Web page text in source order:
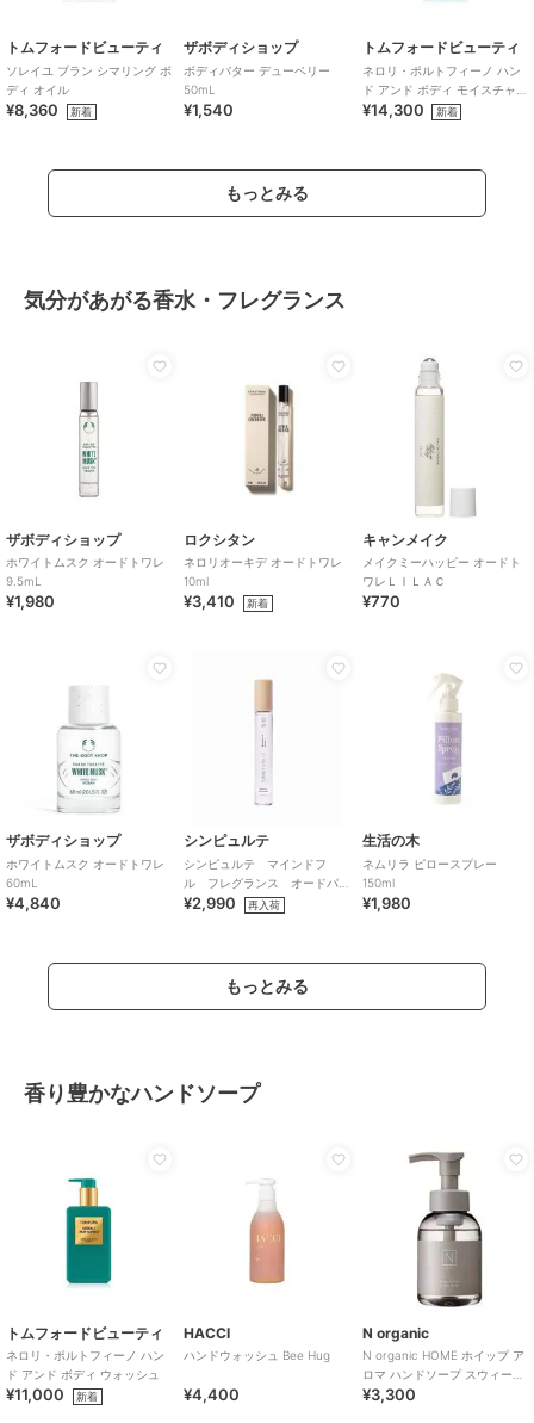
トムフォードビューティ
ソレイユ ブラン シマリング ボ
ディ オイル
¥8,360 新着
ザボディショップ
ボディバター デューベリー
50mL
¥1,540
トムフォードビューティ
ネロリ・ポルトフィーノ ハン
ド アンド ボディ モイスチャラ
イザー
¥14,300 新着
もっとみる
気分があがる香水・フレグランス
ザボディショップ
ホワイトムスク オードトワレ
9.5mL
¥1,980
ロクシタン
ネロリオーキデ オードトワレ
10ml
¥3,410 新着
キャンメイク
メイクミーハッピー オードト
ワレＬＩＬＡＣ
¥770
ザボディショップ
ホワイトムスク オードトワレ
60mL
¥4,840
シンピュルテ
シンピュルテ マインドフ
ル フレグランス オードパ
ルファム ブラックベリー＆
¥2,990 再入荷
生活の木
ネムリラ ピロースプレー
150ml
¥1,980
もっとみる
香り豊かなハンドソープ
トムフォードビューティ
ネロリ・ポルトフィーノ ハン
ド アンド ボディ ウォッシュ
¥11,000 新着
HACCI
ハンドウォッシュ Bee Hug
¥4,400
N organic
N organic HOME ホイップ ア
ロマ ハンドソープ スウィート
シトラスの香り
¥3,300